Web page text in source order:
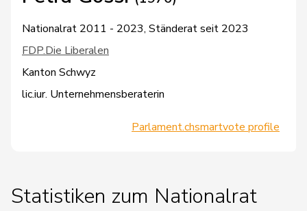
Nationalrat 2011 - 2023, Ständerat seit 2023
FDP.Die Liberalen
Kanton Schwyz
lic.iur. Unternehmensberaterin
Parlament.chsmartvote profile
Statistiken zum Nationalrat